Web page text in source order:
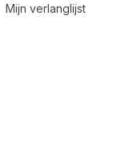
Mijn verlanglijst